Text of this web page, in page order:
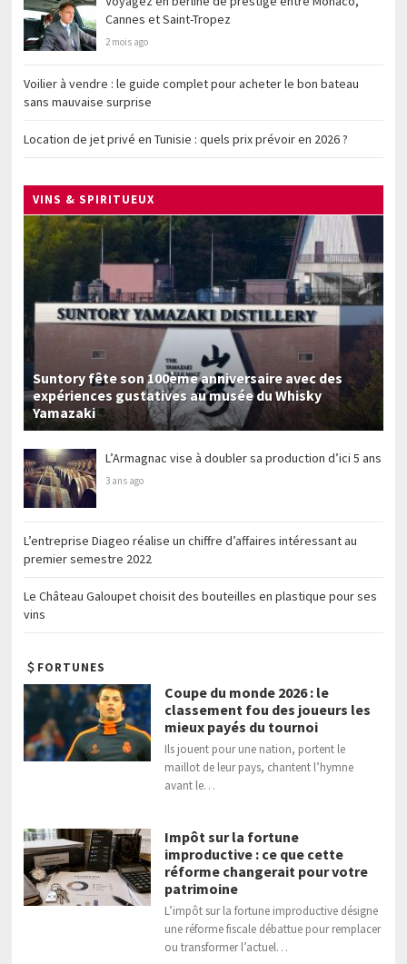
Cannes et Saint-Tropez
2 mois ago
Voilier à vendre : le guide complet pour acheter le bon bateau
sans mauvaise surprise
Location de jet privé en Tunisie : quels prix prévoir en 2026 ?
VINS & SPIRITUEUX
Suntory fête son 100ème anniversaire avec des
expériences gustatives au musée du Whisky
Yamazaki
L’Armagnac vise à doubler sa production d’ici 5 ans
3 ans ago
L’entreprise Diageo réalise un chiffre d’affaires intéressant au
premier semestre 2022
Le Château Galoupet choisit des bouteilles en plastique pour ses
vins
FORTUNES
Coupe du monde 2026 : le
classement fou des joueurs les
mieux payés du tournoi
Ils jouent pour une nation, portent le
maillot de leur pays, chantent l’hymne
avant le…
Impôt sur la fortune
improductive : ce que cette
réforme changerait pour votre
patrimoine
L’impôt sur la fortune improductive désigne
une réforme fiscale débattue pour remplacer
ou transformer l’actuel…